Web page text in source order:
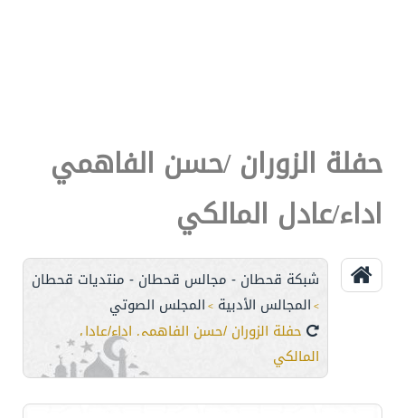
حفلة الزوران /حسن الفاهمي
اداء/عادل المالكي
شبكة قحطان - مجالس قحطان - منتديات قحطان
> المجالس الأدبية > المجلس الصوتي
حفلة الزوران /حسن الفاهمي اداء/عادل
المالكي